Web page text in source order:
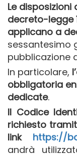
Le disposizioni
decreto-legge
applicano a
sessantesimo
pubblicazione
In particolare,
obbligatoria
dedicate.
Il Codice
richiesto
link https://
andrà